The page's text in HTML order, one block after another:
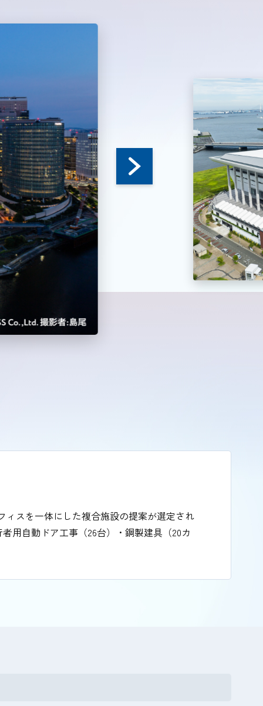
ィスを一体にした複合施設の提案が選定され
用自動ドア工事（26台）・鋼製建具（20カ